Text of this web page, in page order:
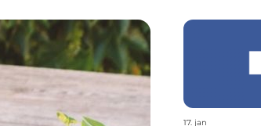
17. jan